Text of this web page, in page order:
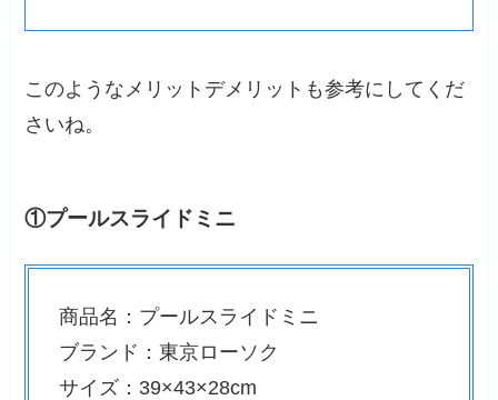
このようなメリットデメリットも参考にしてくだ
さいね。
①プールスライドミニ
商品名：プールスライドミニ
ブランド：東京ローソク
サイズ：39×43×28cm